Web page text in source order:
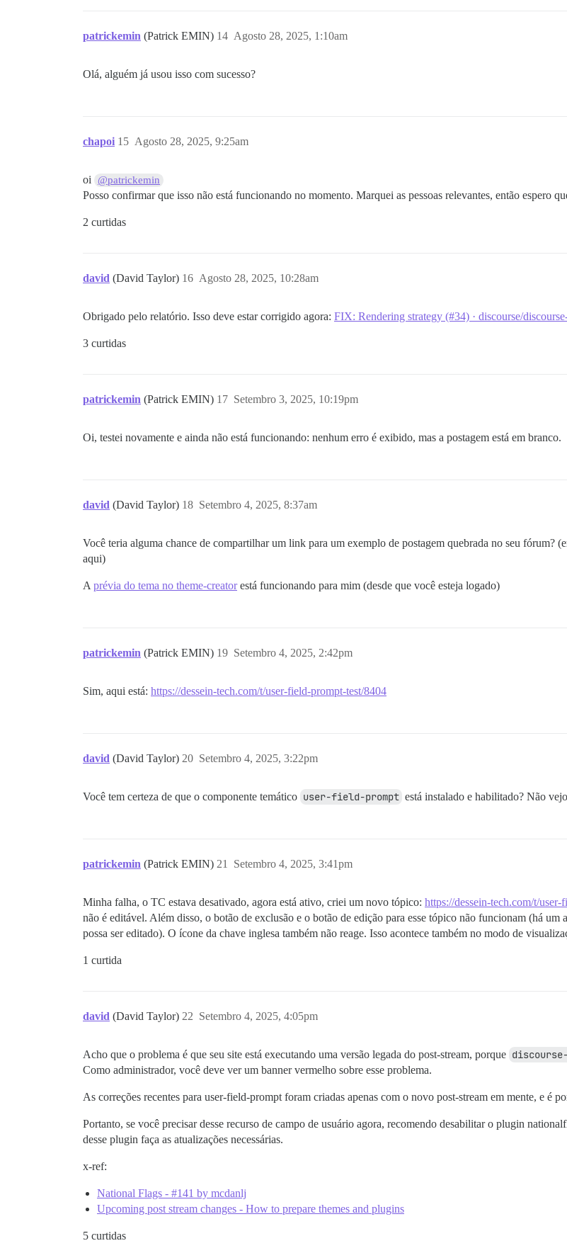
patrickemin (Patrick EMIN) Agosto 28, 2025, 1:10am
14
Olá, alguém já usou isso com sucesso?
chapoi Agosto 28, 2025, 9:25am
15
oi @patrickemin
Posso confirmar que isso não está funcionando no momento. Marquei as pessoas relevantes, então espero
2 curtidas
david (David Taylor) Agosto 28, 2025, 10:28am
16
Obrigado pelo relatório. Isso deve estar corrigido agora: FIX: Rendering strategy (#34) · discourse/
3 curtidas
patrickemin (Patrick EMIN) Setembro 3, 2025, 10:19pm
17
Oi, testei novamente e ainda não está funcionando: nenhum erro é exibido, mas a postagem está em branco.
david (David Taylor) Setembro 4, 2025, 8:37am
18
Você teria alguma chance de compartilhar um link para um exemplo de postagem quebrada no seu fórum?
aqui)
Aprévia do tema no theme-creatorestá funcionando para mim (desde que você esteja logado)
patrickemin (Patrick EMIN) Setembro 4, 2025, 2:42pm
19
Sim, aqui está: https://dessein-tech.com/t/user-field-prompt-test/8404
david (David Taylor) Setembro 4, 2025, 3:22pm
20
Você tem certeza de que o componente temático user-field-prompt está instalado e habilitado? Não
patrickemin (Patrick EMIN) Setembro 4, 2025, 3:41pm
21
Minha falha, o TC estava desativado, agora está ativo, criei um novo tópico: https://dessein-tech.com/t/
não é editável. Além disso, o botão de exclusão e o botão de edição para esse tópico não funcionam (há
possa ser editado). O ícone da chave inglesa também não reage. Isso acontece também no modo de
1 curtida
david (David Taylor) Setembro 4, 2025, 4:05pm
22
Acho que o problema é que seu site está executando uma versão legada do post-stream, porque
Como administrador, você deve ver um banner vermelho sobre esse problema.
As correções recentes para user-field-prompt foram criadas apenas com o novo post-stream em mente, e é
Portanto, se você precisar desse recurso de campo de usuário agora, recomendo desabilitar o plugin
desse plugin faça as atualizações necessárias.
x-ref:
National Flags - #141 by mcdanlj
Upcoming post stream changes - How to prepare themes and plugins
5 curtidas